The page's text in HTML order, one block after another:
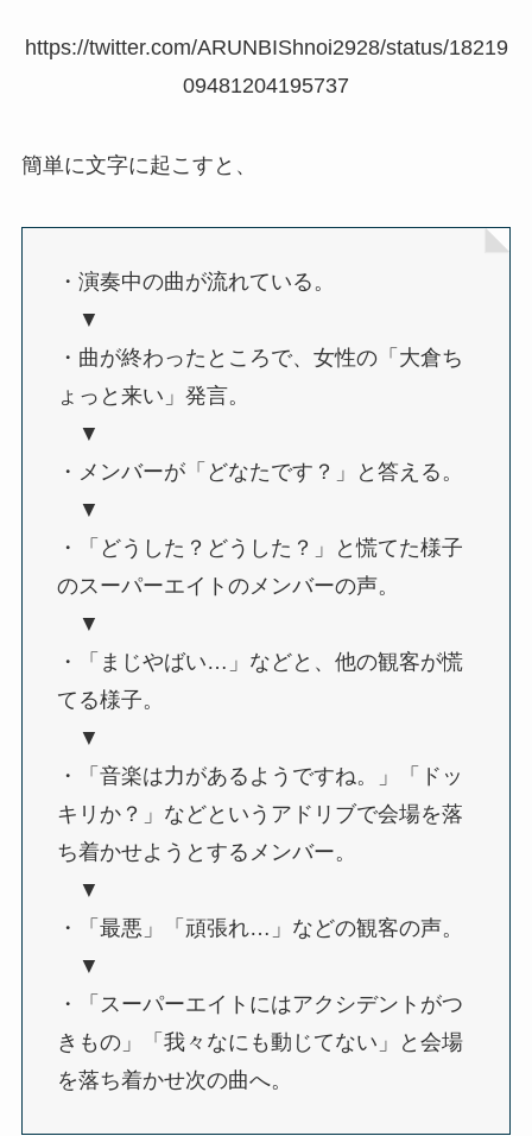
https://twitter.com/ARUNBIShnoi2928/status/18219
09481204195737
簡単に文字に起こすと、
・演奏中の曲が流れている。
▼
・曲が終わったところで、女性の「大倉ち
ょっと来い」発言。
▼
・メンバーが「どなたです？」と答える。
▼
・「どうした？どうした？」と慌てた様子
のスーパーエイトのメンバーの声。
▼
・「まじやばい…」などと、他の観客が慌
てる様子。
▼
・「音楽は力があるようですね。」「ドッ
キリか？」などというアドリブで会場を落
ち着かせようとするメンバー。
▼
・「最悪」「頑張れ…」などの観客の声。
▼
・「スーパーエイトにはアクシデントがつ
きもの」「我々なにも動じてない」と会場
を落ち着かせ次の曲へ。